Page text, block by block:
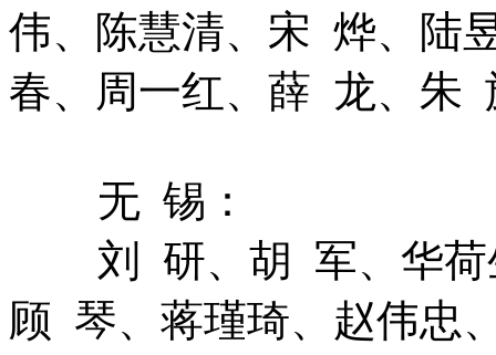
伟、陈慧清、宋 烨、陆
春、周一红、薛 龙、朱
无 锡：
刘 研、胡 军、华
顾 琴、蒋瑾琦、赵伟忠